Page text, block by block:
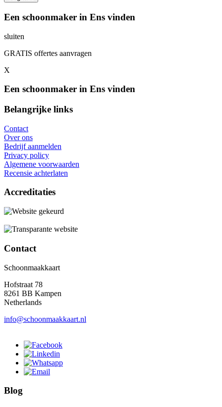
Een schoonmaker in Ens vinden
sluiten
GRATIS offertes aanvragen
X
Een schoonmaker in Ens vinden
Belangrijke links
Contact
Over ons
Bedrijf aanmelden
Privacy policy
Algemene voorwaarden
Recensie achterlaten
Accreditaties
Contact
Schoonmaakkaart
Hofstraat 78
8261 BB Kampen
Netherlands
info@schoonmaakkaart.nl
Blog